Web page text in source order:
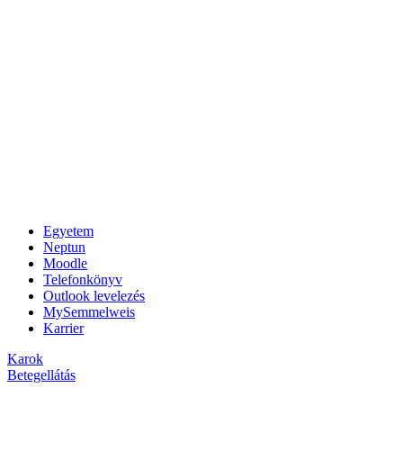
Egyetem
Neptun
Moodle
Telefonkönyv
Outlook levelezés
MySemmelweis
Karrier
Karok
Betegellátás